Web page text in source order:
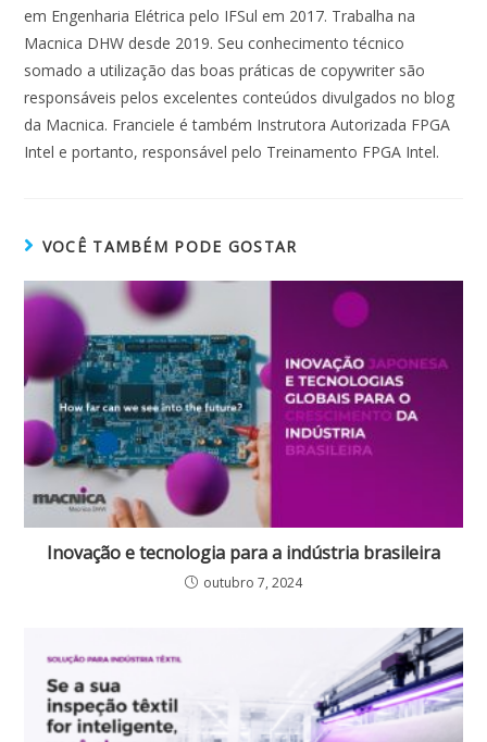
em Engenharia Elétrica pelo IFSul em 2017. Trabalha na
Macnica DHW desde 2019. Seu conhecimento técnico
somado a utilização das boas práticas de copywriter são
responsáveis pelos excelentes conteúdos divulgados no blog
da Macnica. Franciele é também Instrutora Autorizada FPGA
Intel e portanto, responsável pelo Treinamento FPGA Intel.
VOCÊ TAMBÉM PODE GOSTAR
Inovação e tecnologia para a indústria brasileira
outubro 7, 2024